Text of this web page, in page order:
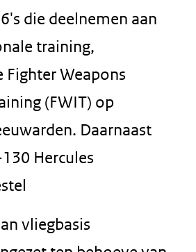
die deelnemen aan
training,
Fighter Weapons
(FWIT) op
Daarnaast
Hercules
vliegbasis